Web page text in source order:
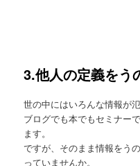
3.他人の定義をう
世の中にはいろんな情報が
ブログでも本でもセミナー
ます。
ですが、そのまま情報をう
っていませんか。